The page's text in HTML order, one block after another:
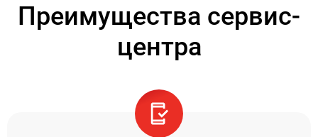
Преимущества сервис-
центра